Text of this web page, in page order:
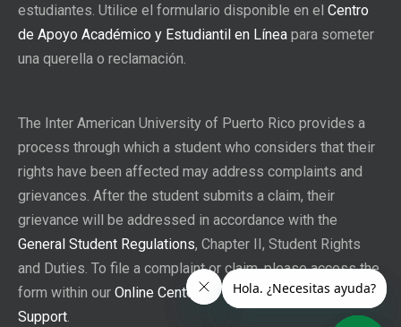
estudiantes. Utilice el formulario disponible en el Centro
de Apoyo Académico y Estudiantil en Línea para someter
una querella o reclamación.
The Inter American University of Puerto Rico provides a
process through which a student who considers that their
rights have been affected may address complaints and
grievances. After the student submits a claim, their
grievance will be addressed in accordance with the
General Student Regulations, Chapter II, Student Rights
and Duties. To file a complaint or claim, please access the
form within our Online Center for Academic and Student
Support